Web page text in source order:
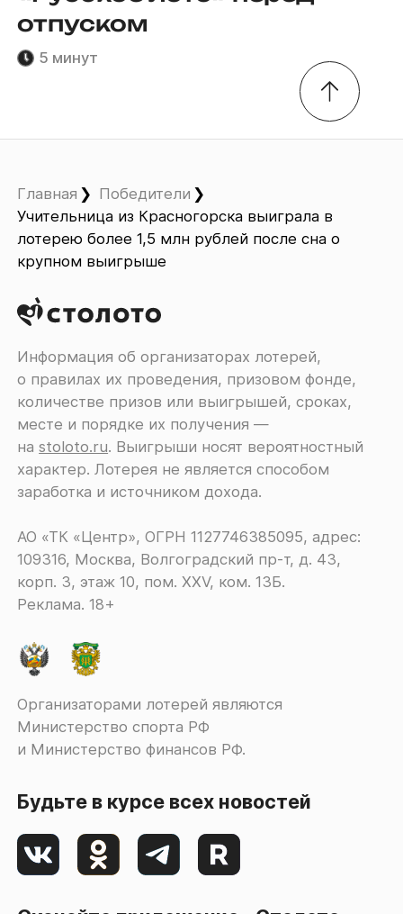
отпуском
5 минут
Главная
Победители
Учительница из Красногорска выиграла в
лотерею более 1,5 млн рублей после сна о
крупном выигрыше
Информация об организаторах лотерей,
о правилах их проведения, призовом фонде,
количестве призов или выигрышей, сроках,
месте и порядке их получения ―
наstoloto.ru. Выигрыши носят вероятностный
характер. Лотерея не является способом
заработка и источником дохода.
АО «ТК «Центр», ОГРН 1127746385095, адрес:
109316, Москва, Волгоградский пр-т, д. 43,
корп. 3, этаж 10, пом. XXV, ком. 13Б.
Реклама. 18+
Организаторами лотерей являются
Министерство спорта РФ
и Министерство финансов РФ.
Будьте в курсе всех новостей